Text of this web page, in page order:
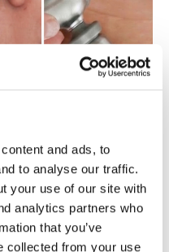
and ads, to
to analyse our traffic.
your use of our site with
analytics partners who
that you’ve
collected from your use